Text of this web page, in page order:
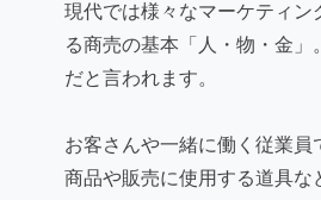
現代では様々なマーケティ
る商売の基本「人・物・金
だと言われます。
お客さんや一緒に働く従業員
商品や販売に使用する道具な